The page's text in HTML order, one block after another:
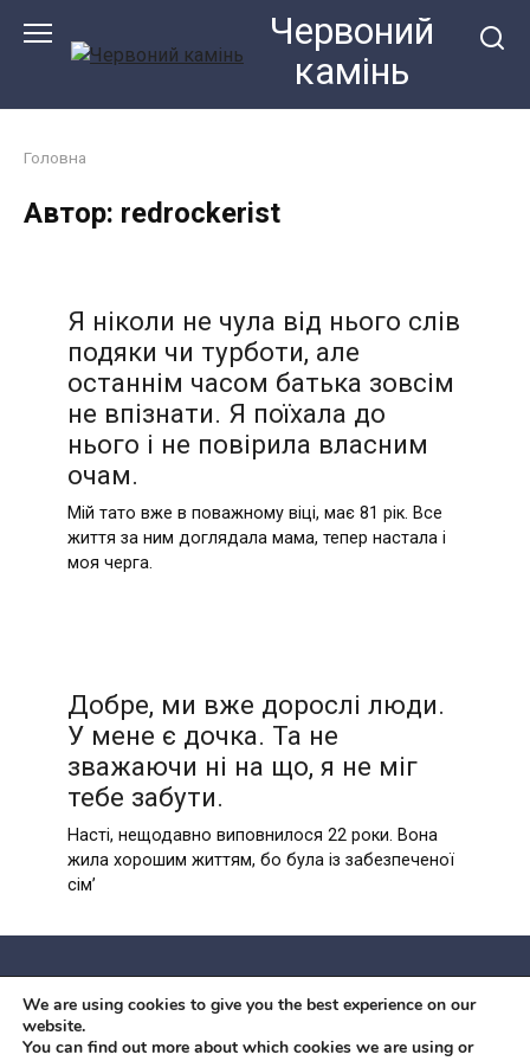
Червоний
камiнь
Головна
Автор: redrockerist
Я ніколи не чула від нього слів
подяки чи турботи, але
останнім часом батька зовсім
не впізнати. Я поїхала до
нього і не повірила власним
очам.
Мій тато вже в поважному віці, має 81 рік. Все
життя за ним доглядала мама, тепер настала і
моя черга.
Добре, ми вже дорослі люди.
У мене є дочка. Та не
зважаючи ні на що, я не міг
тебе забути.
Насті, нещодавно виповнилося 22 роки. Вона
жила хорошим життям, бо була із забезпеченої
сім’
© 2026 Червоний камiнь
Mobil OK Zoia Kupriianova Woronicza 80/82, Warszawa, 02-
We are using cookies to give you the best experience on our
website.
You can find out more about which cookies we are using or